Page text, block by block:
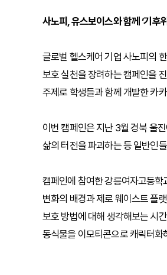
사노피, 유스보이스와 함께 ‘기후
글로벌 헬스케어 기업 사노피의
보호 실천을 장려하는 캠페인을
주제로 학생들과 함께 개발한 카
이번 캠페인은 지난 3월 경북 울
삶의 터전을 파괴하는 등 일반인
캠페인에 참여한 강릉여자고등학
변화의 배경과 제로 웨이스트 플
보호 방법에 대해 생각해보는 시
동식물을 이모티콘으로 캐릭터화